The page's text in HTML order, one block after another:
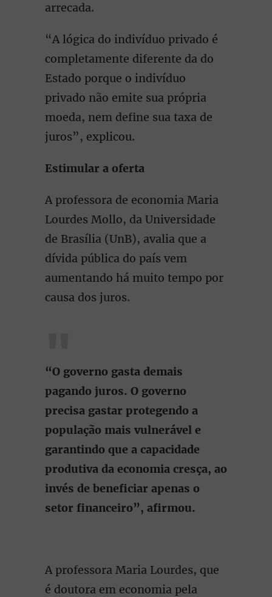
arrecada.
“A lógica do indivíduo privado é
completamente diferente da do
Estado porque o indivíduo
privado não emite sua própria
moeda, nem define sua taxa de
juros”, explicou.
Estimular a oferta
A professora de economia Maria
Lourdes Mollo, da Universidade
de Brasília (UnB), avalia que a
dívida pública do país vem
aumentando há muito tempo por
causa dos juros.
“O governo gasta demais
pagando juros. O governo
precisa gastar protegendo a
população mais vulnerável e
garantindo que a capacidade
produtiva da economia cresça, ao
invés de beneficiar apenas o
setor financeiro”, afirmou.
A professora Maria Lourdes, que
é doutora em economia pela